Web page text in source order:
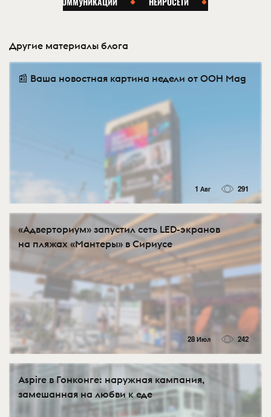
Другие материалы блога
📰 Ваша новостная картина недели от OOH Mag
1 Авг 291
«Адверториум» запустил сеть LED-экранов
на пляжах «Мантеры» в Сириусе
28 Июл 242
Aspire в Гонконге: наружная кампания,
замешанная на любви к еде